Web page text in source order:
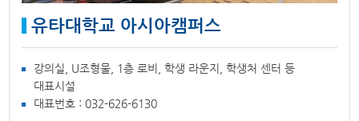
유타대학교 아시아캠퍼스
강의실, U조형물, 1층 로비, 학생 라운지, 학생처 센터 등
대표시설
대표번호 : 032-626-6130